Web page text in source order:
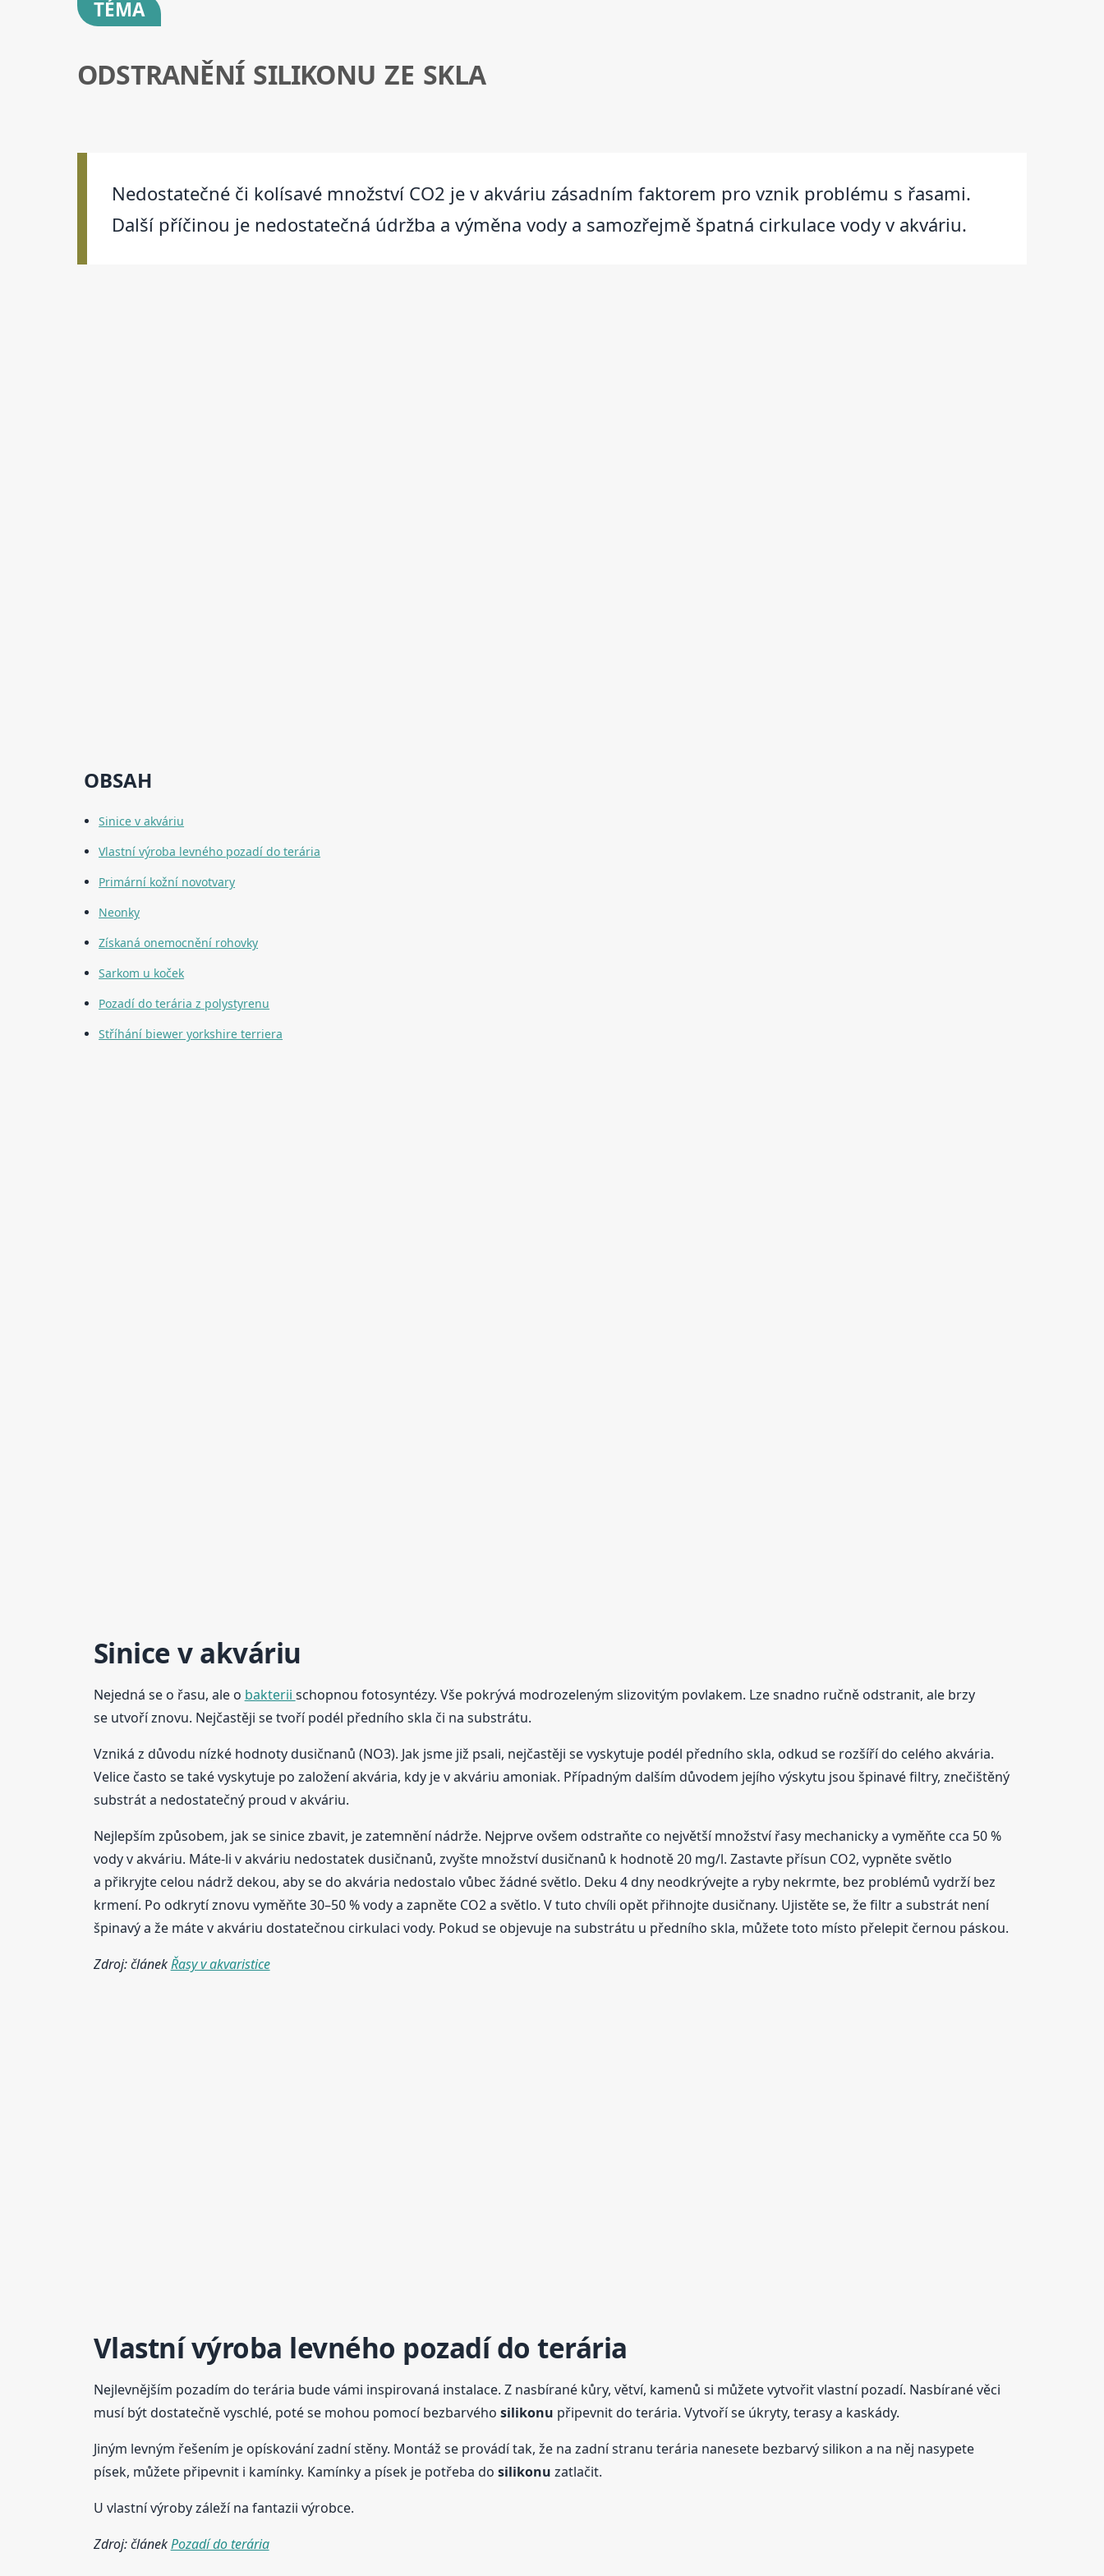
TÉMA
ODSTRANĚNÍ SILIKONU ZE SKLA
Nedostatečné či kolísavé množství CO2 je v akváriu zásadním faktorem pro vznik problému s řasami.
Další příčinou je nedostatečná údržba a výměna vody a samozřejmě špatná cirkulace vody v akváriu.
OBSAH
Sinice v akváriu
Vlastní výroba levného pozadí do terária
Primární kožní novotvary
Neonky
Získaná onemocnění rohovky
Sarkom u koček
Pozadí do terária z polystyrenu
Stříhání biewer yorkshire terriera
Sinice v akváriu
Nejedná se o řasu, ale o bakterii schopnou fotosyntézy. Vše pokrývá modrozeleným slizovitým povlakem. Lze snadno ručně odstranit, ale brzy
se utvoří znovu. Nejčastěji se tvoří podél předního skla či na substrátu.
Vzniká z důvodu nízké hodnoty dusičnanů (NO3). Jak jsme již psali, nejčastěji se vyskytuje podél předního skla, odkud se rozšíří do celého akvária.
Velice často se také vyskytuje po založení akvária, kdy je v akváriu amoniak. Případným dalším důvodem jejího výskytu jsou špinavé filtry, znečištěný
substrát a nedostatečný proud v akváriu.
Nejlepším způsobem, jak se sinice zbavit, je zatemnění nádrže. Nejprve ovšem odstraňte co největší množství řasy mechanicky a vyměňte cca 50 %
vody v akváriu. Máte-li v akváriu nedostatek dusičnanů, zvyšte množství dusičnanů k hodnotě 20 mg/l. Zastavte přísun CO2, vypněte světlo
a přikryjte celou nádrž dekou, aby se do akvária nedostalo vůbec žádné světlo. Deku 4 dny neodkrývejte a ryby nekrmte, bez problémů vydrží bez
krmení. Po odkrytí znovu vyměňte 30–50 % vody a zapněte CO2 a světlo. V tuto chvíli opět přihnojte dusičnany. Ujistěte se, že filtr a substrát není
špinavý a že máte v akváriu dostatečnou cirkulaci vody. Pokud se objevuje na substrátu u předního skla, můžete toto místo přelepit černou páskou.
Zdroj: článekŘasy v akvaristice
Vlastní výroba levného pozadí do terária
Nejlevnějším pozadím do terária bude vámi inspirovaná instalace. Z nasbírané kůry, větví, kamenů si můžete vytvořit vlastní pozadí. Nasbírané věci
musí být dostatečně vyschlé, poté se mohou pomocí bezbarvého silikonu připevnit do terária. Vytvoří se úkryty, terasy a kaskády.
Jiným levným řešením je opískování zadní stěny. Montáž se provádí tak, že na zadní stranu terária nanesete bezbarvý silikon a na něj nasypete
písek, můžete připevnit i kamínky. Kamínky a písek je potřeba do silikonu zatlačit.
U vlastní výroby záleží na fantazii výrobce.
Zdroj: článekPozadí do terária